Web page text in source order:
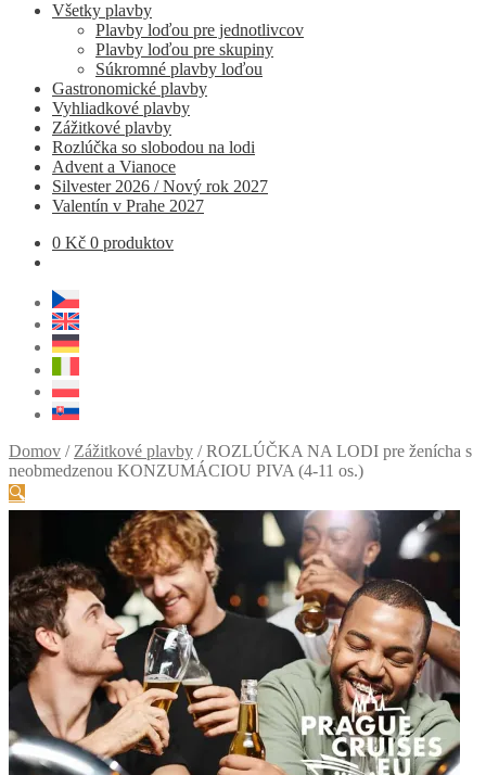
Všetky plavby
Plavby loďou pre jednotlivcov
Plavby loďou pre skupiny
Súkromné ​​plavby loďou
Gastronomické plavby
Vyhliadkové plavby
Zážitkové plavby
Rozlúčka so slobodou na lodi
Advent a Vianoce
Silvester 2026 / Nový rok 2027
Valentín v Prahe 2027
0 Kč 0 produktov
Domov / Zážitkové plavby /ROZLÚČKA NA LODI pre ženícha s
neobmedzenou KONZUMÁCIOU PIVA (4-11 os.)
🔍